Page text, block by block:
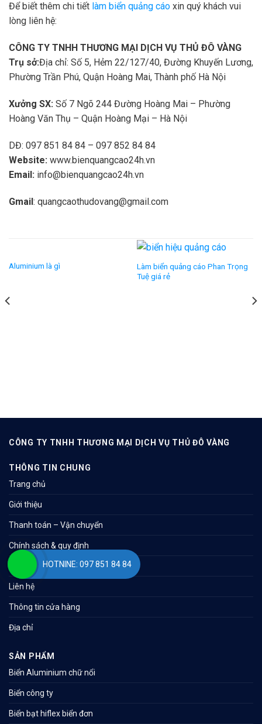
Để biết thêm chi tiết làm biển quảng cáo xin quý khách vui
lòng liên hệ:
CÔNG TY TNHH THƯƠNG MẠI DỊCH VỤ THỦ ĐÔ VÀNG
Trụ sở:Địa chỉ: Số 5, Hẻm 22/127/40, Đường Khuyến Lương,
Phường Trần Phú, Quận Hoàng Mai, Thành phố Hà Nội
Xưởng SX: Số 7 Ngõ 244 Đường Hoàng Mai – Phường
Hoàng Văn Thụ – Quận Hoàng Mại – Hà Nội
DĐ: 097 851 84 84 – 097 852 84 84
Website: www.bienquangcao24h.vn
Email: info@bienquangcao24h.vn
Gmail: quangcaothudovang@gmail.com
Aluminium là gì
Làm biển quảng cáo Phan Trọng
Tuệ giá rẻ
CÔNG TY TNHH THƯƠNG MẠI DỊCH VỤ THỦ ĐÔ VÀNG
THÔNG TIN CHUNG
Trang chủ
Giới thiệu
Thanh toán – Vận chuyển
Chính sách & quy định
Liên hệ
Thông tin cửa hàng
Địa chỉ
SẢN PHẨM
Biển Aluminium chữ nổi
Biển công ty
Biển bạt hiflex biển đơn
HOTNINE: 097 851 84 84